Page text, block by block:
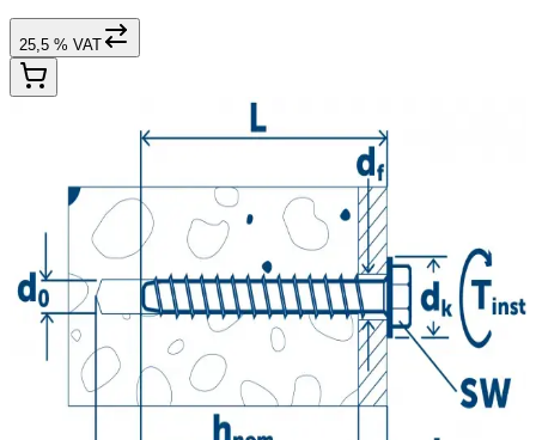
25,5 % VAT